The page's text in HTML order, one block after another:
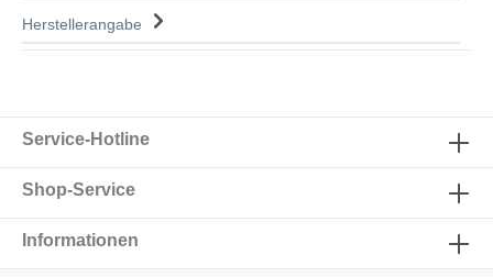
Herstellerangabe
Service-Hotline
Shop-Service
Informationen